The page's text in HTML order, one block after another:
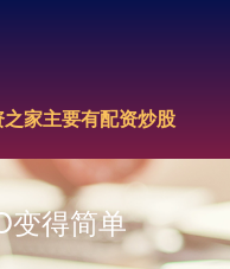
家主要有配资炒股
变得简单